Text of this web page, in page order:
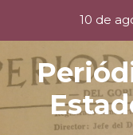
content
10 de